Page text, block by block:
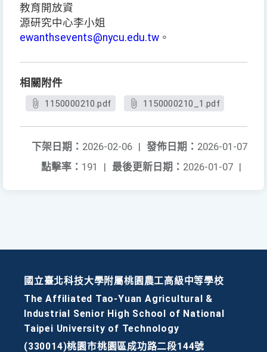
教育開放資
源研究中心李小姐
ewanthsevents@nycu.edu.tw 。
相關附件
1150000210.pdf 1150000210_1.pdf
發佈日期： 2026-01-07
下架日期： 2026-02-06 |
最後更新日期： 2026-01-07 |
點擊率： 191 |
國立臺北科技大學附屬桃園農工高級中等學校
The Affiliated Tao-Yuan Agricultural &
Industrial Senior High School of National
Taipei University of Technology
(330014)桃園市桃園區成功路二段144號